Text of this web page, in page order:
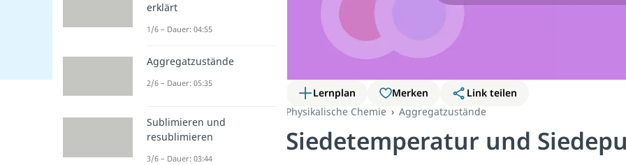
Lernplan Merken
Link teilen
Physikalische Chemie
Aggregatzustände
Siedetemperatur und
erklärt
1/6 – Dauer: 04:55
Aggregatzustände
2/6 – Dauer: 05:35
Sublimieren und
resublimieren
3/6 – Dauer: 03:44